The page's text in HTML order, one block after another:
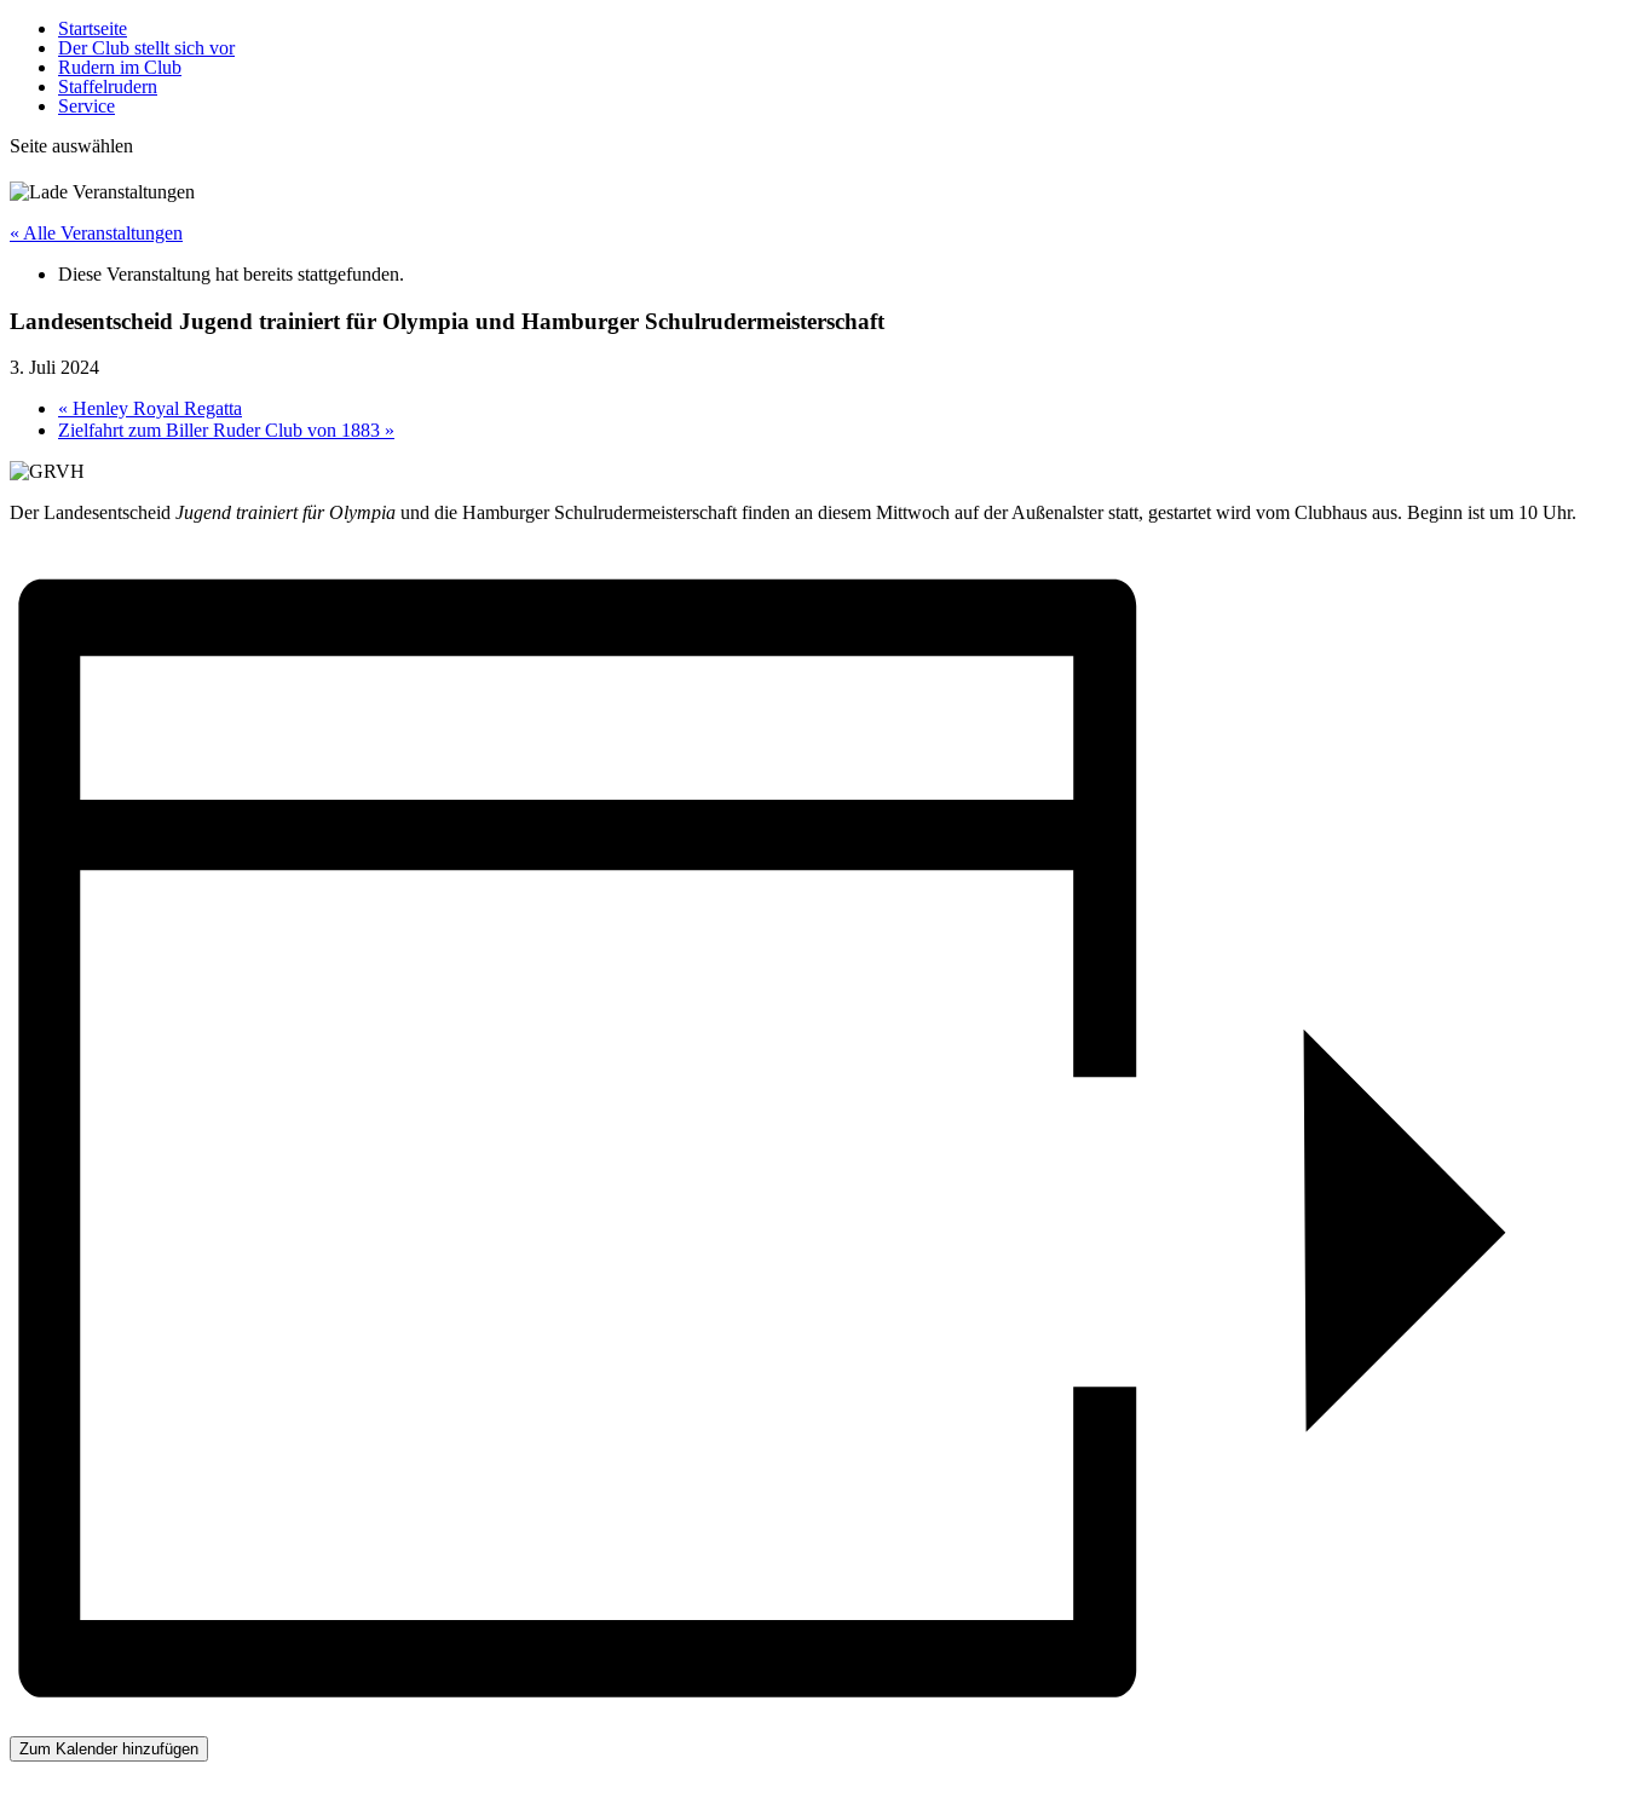
Startseite
Der Club stellt sich vor
Rudern im Club
Staffelrudern
Service
Seite auswählen
« Alle Veranstaltungen
Diese Veranstaltung hat bereits stattgefunden.
Landesentscheid Jugend trainiert für Olympia und Hamburger Schulrudermeisterschaft
3. Juli 2024
« Henley Royal Regatta
Zielfahrt zum Biller Ruder Club von 1883 »
Der Landesentscheid Jugend trainiert für Olympia und die Hamburger Schulrudermeisterschaft finden an diesem Mittwoch auf der Außenalster statt, gestartet wird vom Clubhaus aus. Beginn ist um 10 Uhr.
Zum Kalender hinzufügen